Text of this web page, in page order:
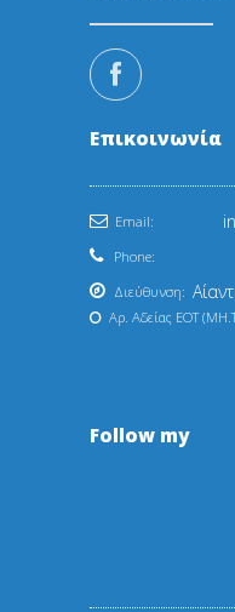
Επικοινωνία
Email:
Phone:
Διεύθυνση:
Αρ. Αδείας EOT
Follow my